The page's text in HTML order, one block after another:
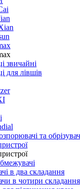
звичайні
для лівшів
та
в два складання
в чотири складання